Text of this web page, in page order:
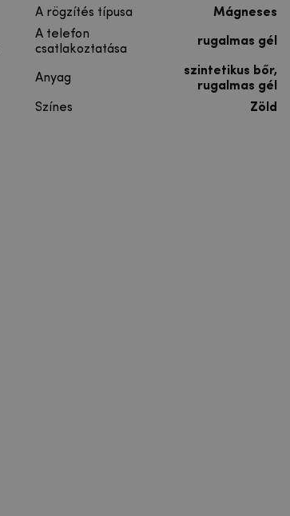
A rögzítés típusa
Mágneses
A telefon
csatlakoztatása
rugalmas gél
Anyag
szintetikus bőr,
rugalmas gél
Színes
Zöld